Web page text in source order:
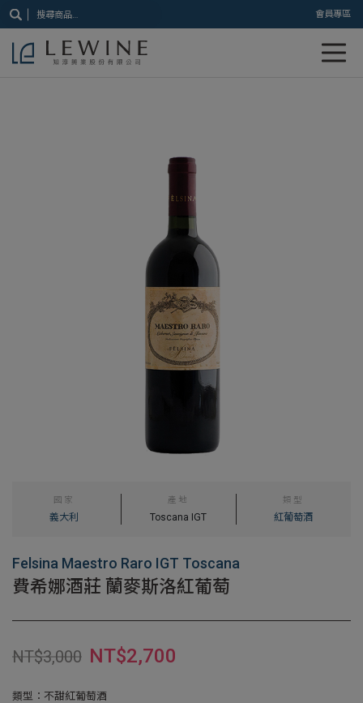
會員專區
國家
義大利
產地
Toscana IGT
類型
紅葡萄酒
Felsina Maestro Raro IGT Toscana
費希娜酒莊 蘭麥斯洛紅葡萄
NT$3,000 NT$2,700
類型：不甜紅葡萄酒